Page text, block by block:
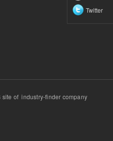
Twitter
site of industry-finder company